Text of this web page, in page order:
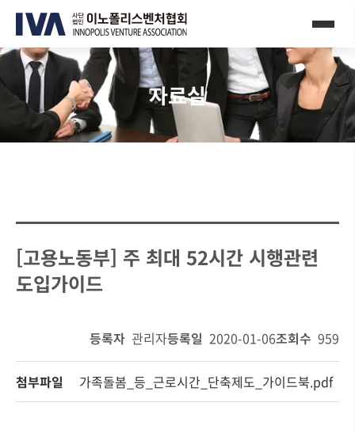
자료실
[고용노동부] 주 최대 52시간 시행관련
도입가이드
등록자 관리자등록일 2020-01-06조회수 959
첨부파일 가족돌봄_등_근로시간_단축제도_가이드북.pdf